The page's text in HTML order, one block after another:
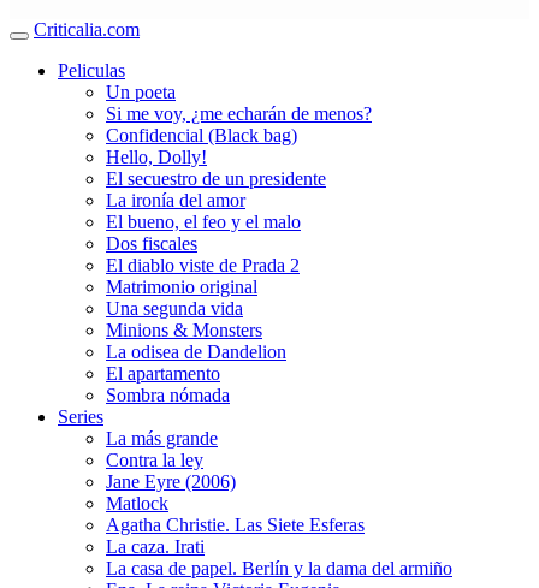
Criticalia.com
Peliculas
Un poeta
Si me voy, ¿me echarán de menos?
Confidencial (Black bag)
Hello, Dolly!
El secuestro de un presidente
La ironía del amor
El bueno, el feo y el malo
Dos fiscales
El diablo viste de Prada 2
Matrimonio original
Una segunda vida
Minions & Monsters
La odisea de Dandelion
El apartamento
Sombra nómada
Series
La más grande
Contra la ley
Jane Eyre (2006)
Matlock
Agatha Christie. Las Siete Esferas
La caza. Irati
La casa de papel. Berlín y la dama del armiño